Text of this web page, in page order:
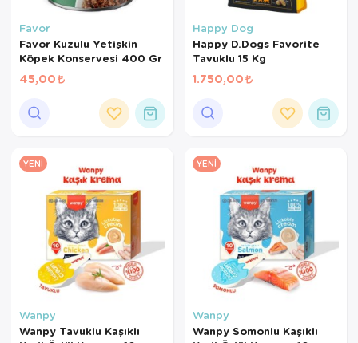
Favor
Favor Kuzulu Yetişkin
Köpek Konservesi 400 Gr
45,00
Happy Dog
Happy D.Dogs Favorite
Tavuklu 15 Kg
1.750,00
YENI
Wanpy
Wanpy Tavuklu Kaşıklı
YENI
Wanpy
Wanpy Somonlu Kaşıklı